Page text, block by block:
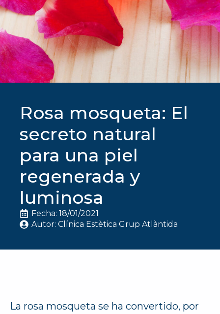
Rosa mosqueta: El
secreto natural
para una piel
regenerada y
luminosa
Fecha: 18/01/2021
Autor: Clínica Estètica Grup Atlàntida
La rosa mosqueta se ha convertido, por